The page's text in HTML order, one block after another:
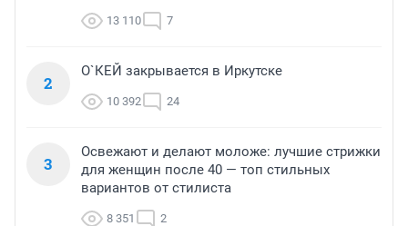
13 110 7
2
О`КЕЙ закрывается в Иркутске
10 392 24
3
Освежают и делают моложе: лучшие стрижки
для женщин после 40 — топ стильных
вариантов от стилиста
8 351 2